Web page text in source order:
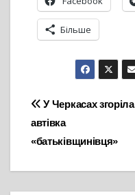
Більше
Навігація
записів
У Черкасах згоріла
автівка
«батьківщинівця»